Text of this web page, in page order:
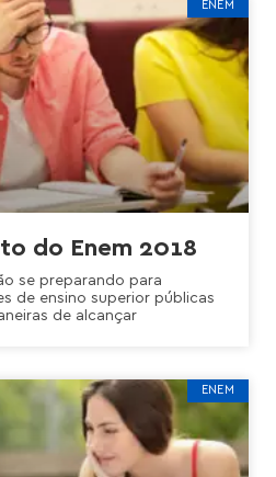
ENEM
do Enem 2018
se preparando para
de ensino superior públicas
de alcançar
ENEM